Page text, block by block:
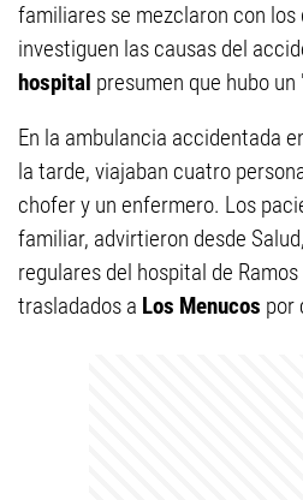
familiares se mezclaron con los
investiguen las causas del
hospital presumen que hubo
En la ambulancia accidentada
la tarde, viajaban cuatro
chofer y un enfermero. Los
familiar, advirtieron desde
regulares del hospital de
trasladados a Los Menucos por